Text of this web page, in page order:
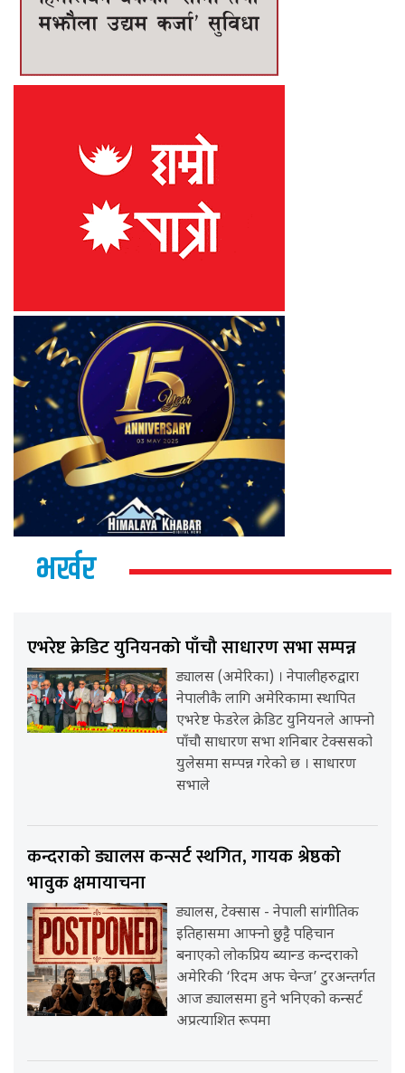
भर्खर
एभरेष्ट क्रेडिट युनियनको पाँचौ साधारण सभा सम्पन्न
ड्यालस (अमेरिका) । नेपालीहरुद्वारा
नेपालीकै लागि अमेरिकामा स्थापित
एभरेष्ट फेडरेल क्रेडिट युनियनले आफ्नो
पाँचौ साधारण सभा शनिबार टेक्ससको
युलेसमा सम्पन्न गरेको छ । साधारण
सभाले
कन्दराको ड्यालस कन्सर्ट स्थगित, गायक श्रेष्ठको
भावुक क्षमायाचना
ड्यालस, टेक्सास - नेपाली सांगीतिक
इतिहासमा आफ्नो छुट्टै पहिचान
बनाएको लोकप्रिय ब्यान्ड कन्दराको
अमेरिकी ‘रिदम अफ चेन्ज’ टुरअन्तर्गत
आज ड्यालसमा हुने भनिएको कन्सर्ट
अप्रत्याशित रूपमा